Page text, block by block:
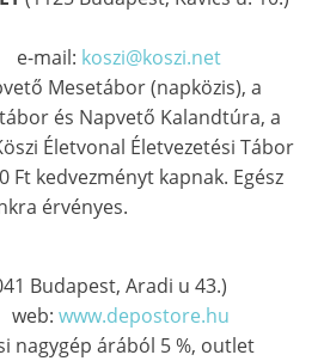
e-mail: koszi@koszi.net
Mesetábor (napközis), a
és Napvető Kalandtúra, a
Életvonal Életvezetési Tábor
Ft kedvezményt kapnak. Egész
érvényes.
Budapest, Aradi u 43.)
web: www.depostore.hu
nagygép árából 5 %, outlet